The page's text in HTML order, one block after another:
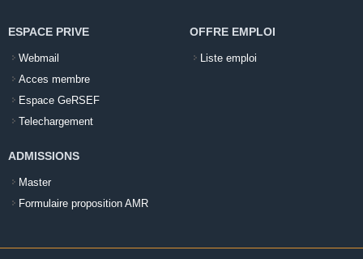
ESPACE PRIVE
Webmail
Acces membre
Espace GeRSEF
Telechargement
OFFRE EMPLOI
Liste emploi
ADMISSIONS
Master
Formulaire proposition AMR